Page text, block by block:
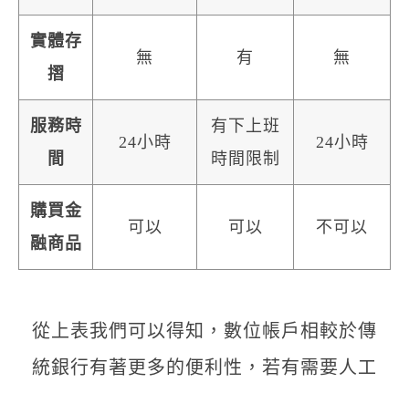
實體存
摺
無 有 無
服務時
間
24小時
有下上班
時間限制
24小時
購買金
融商品
可以 可以 不可以
從上表我們可以得知，數位帳戶相較於傳
統銀行有著更多的便利性，若有需要人工